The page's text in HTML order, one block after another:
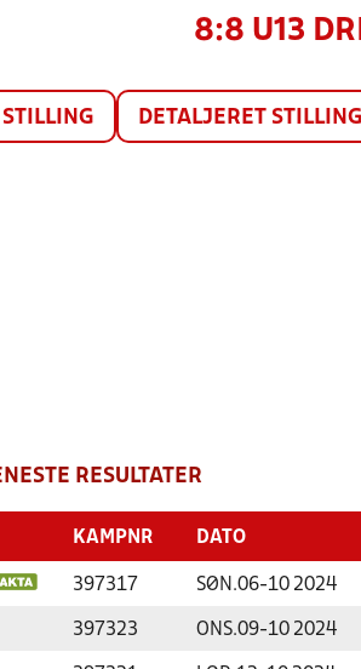
8:8 U13
STILLING DETALJERET STILLING
RESULTATER
KAMPNR DATO
397317 SØN.06-10 2024
397323 ONS.09-10 2024